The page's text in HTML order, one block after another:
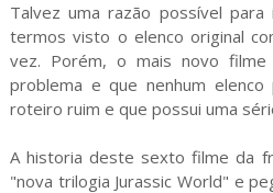
Talvez uma razão possível
termos visto o elenco original
vez. Porém, o mais novo
problema e que nenhum
roteiro ruim e que possui uma
A historia deste sexto filme da
"nova trilogia Jurassic World" e